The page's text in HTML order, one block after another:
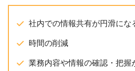
社内での情報共有が円滑にな
時間の削減
業務内容や情報の確認・把握